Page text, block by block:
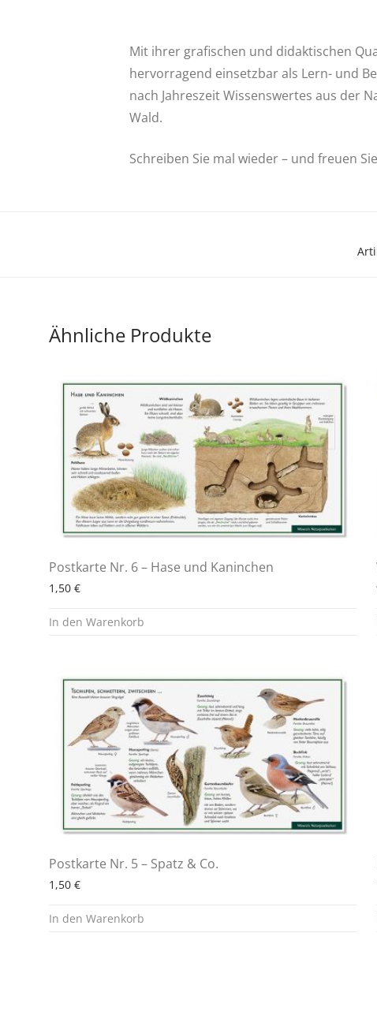
Mit ihrer grafischen und didaktischen
hervorragend einsetzbar als Lern- und
nach Jahreszeit Wissenswertes aus der
Wald.
Schreiben Sie mal wieder – und freuen
Ähnliche Produkte
Postkarte Nr. 6 – Hase und Kaninchen
1,50 €
In den Warenkorb
Postkarte Nr. 5 – Spatz & Co.
1,50 €
In den Warenkorb